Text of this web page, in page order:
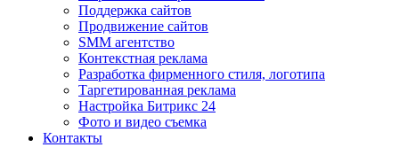
Поддержка сайтов
Продвижение сайтов
SMM агентство
Контекстная реклама
Разработка фирменного стиля, логотипа
Таргетированная реклама
Настройка Битрикс 24
Фото и видео съемка
Контакты